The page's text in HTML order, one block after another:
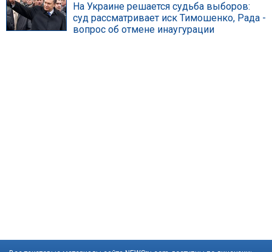
На Украине решается судьба выборов:
суд рассматривает иск Тимошенко, Рада -
вопрос об отмене инаугурации